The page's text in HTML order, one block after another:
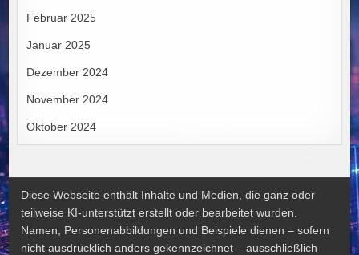
Februar 2025
Januar 2025
Dezember 2024
November 2024
Oktober 2024
Diese Webseite enthält Inhalte und Medien, die ganz oder
teilweise KI-unterstützt erstellt oder bearbeitet wurden.
Namen, Personenabbildungen und Beispiele dienen – sofern
nicht ausdrücklich anders gekennzeichnet – ausschließlich